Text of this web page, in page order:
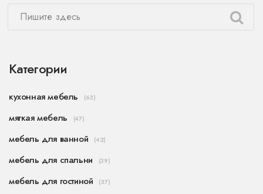
Категории
кухонная мебель (63)
мягкая мебель (47)
мебель для ванной (42)
мебель для спальни (39)
мебель для гостиной (37)